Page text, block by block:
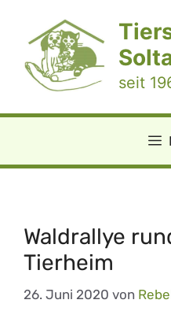
springen
seit
Waldrallye
Tierheim
26. Juni 2020 von